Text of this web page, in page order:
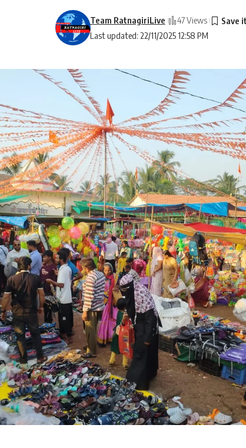
Last updated: 22/11/2025 12:58 PM
Team RatnagiriLive 47 Views